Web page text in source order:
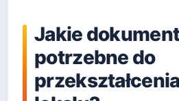
Jakie
potrzebne do